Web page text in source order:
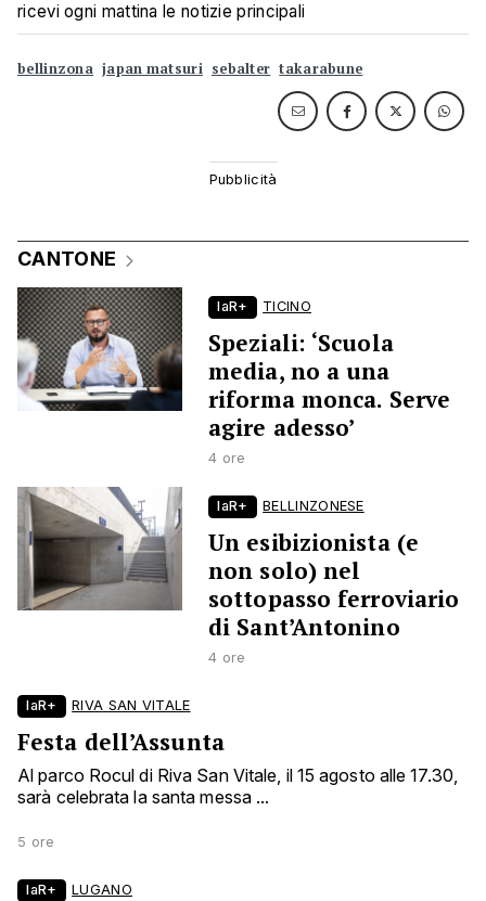
ricevi ogni mattina le notizie principali
bellinzona japan matsuri sebalter takarabune
CANTONE
laR+ TICINO
Speziali: ‘Scuola
media, no a una
riforma monca. Serve
agire adesso’
4 ore
laR+ BELLINZONESE
Un esibizionista (e
non solo) nel
sottopasso ferroviario
di Sant’Antonino
4 ore
laR+ RIVA SAN VITALE
Festa dell’Assunta
Al parco Rocul di Riva San Vitale, il 15 agosto alle 17.30,
sarà celebrata la santa messa ...
5 ore
laR+ LUGANO